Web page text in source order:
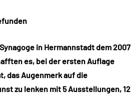
in Hermannstadt dem 2007
es, bei der ersten Auflage
das Augenmerk auf die
zu lenken mit 5 Ausstellungen, 12